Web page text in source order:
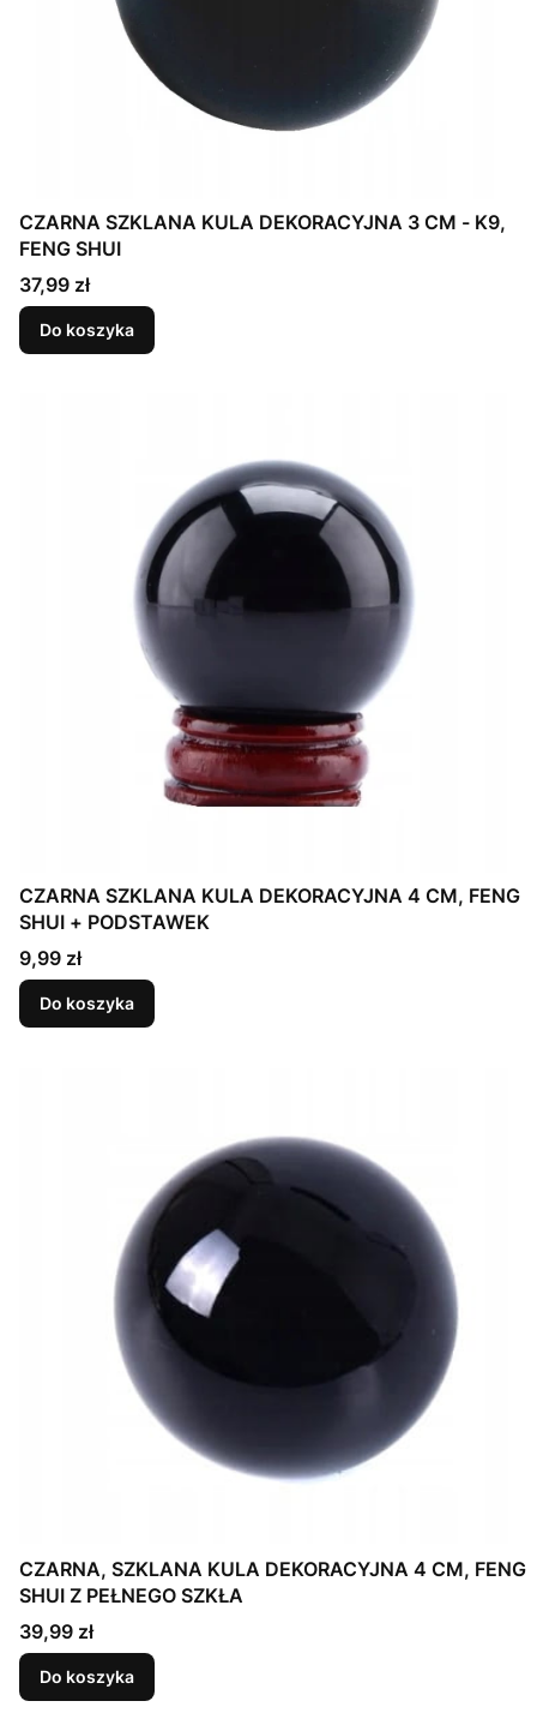
CZARNA SZKLANA KULA DEKORACYJNA 3 CM - K9,
FENG SHUI
Cena
37,99 zł
Do koszyka
CZARNA SZKLANA KULA DEKORACYJNA 4 CM, FENG
SHUI + PODSTAWEK
Cena
9,99 zł
Do koszyka
CZARNA, SZKLANA KULA DEKORACYJNA 4 CM, FENG
SHUI Z PEŁNEGO SZKŁA
Cena
39,99 zł
Do koszyka